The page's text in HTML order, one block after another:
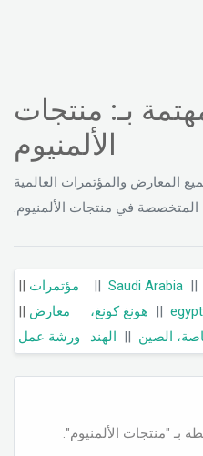
بـ: منتجات
الألمنيوم
المعارض والمؤتمرات العالمية
المتخصصة في منتجات الألمنيوم.
||
Saudi Arabia
||
egypt
|| هونغ كونغ،
الصين || الهند
مؤتمرات ||
معارض ||
ورشة عمل
بـ "منتجات الألمنيوم".